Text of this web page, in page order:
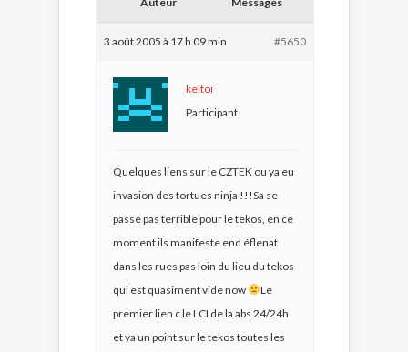
3 août 2005 à 17 h 09 min #5650
keltoi
Participant
Quelques liens sur le CZTEK ou ya eu
invasion des tortues ninja !!!Sa se
passe pas terrible pour le tekos, en ce
moment ils manifeste end éflenat
dans les rues pas loin du lieu du tekos
qui est quasiment vide now
Le
premier lien c le LCI de la abs 24/24h
et ya un point sur le tekos toutes les